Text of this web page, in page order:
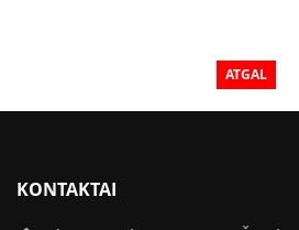
ATGAL
KONTAKTAI